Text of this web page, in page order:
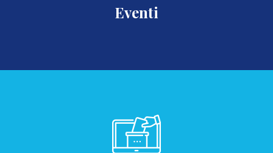
Eventi